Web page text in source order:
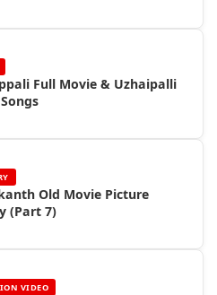
Full Movie & Uzhaipalli
Old Movie Picture
(Part 7)
VIDEO